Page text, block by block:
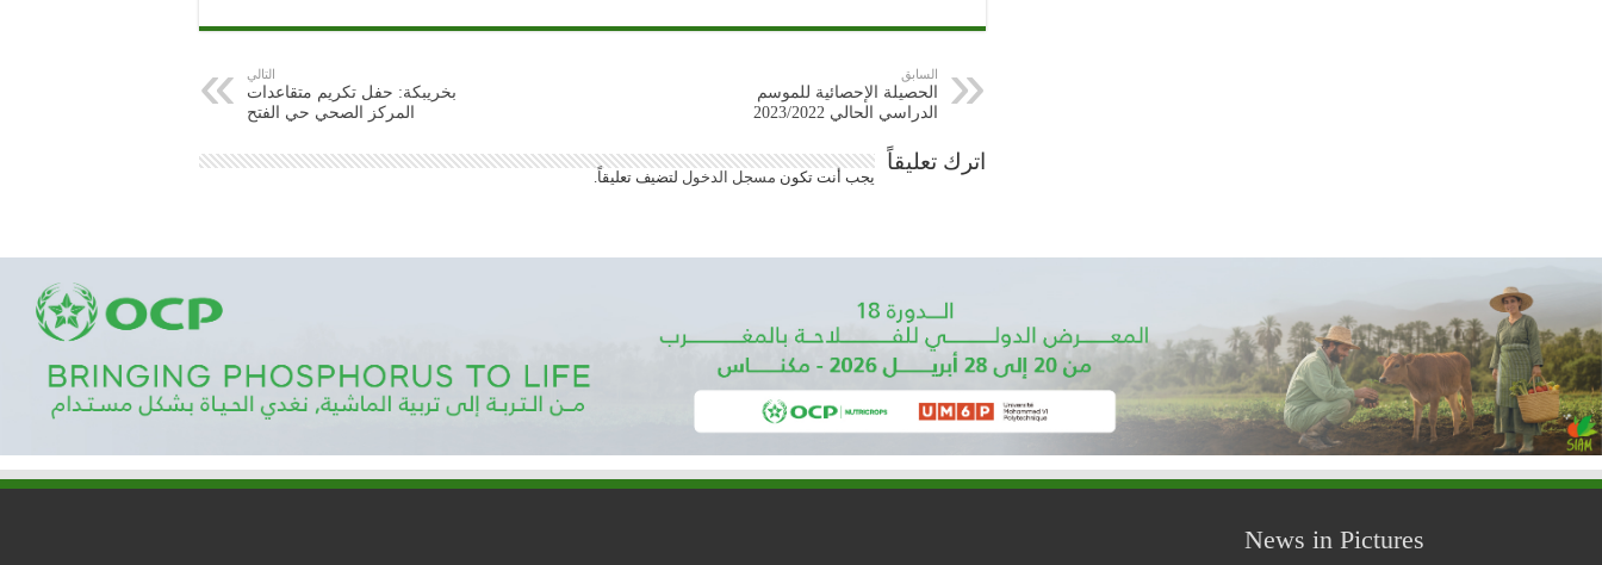
السابق
الحصيلة الإحصائية للموسم
الدراسي الحالي 2023/2022
التالي
بخريبكة: حفل تكريم متقاعدات
المركز الصحي حي الفتح
اترك تعليقاً
يجب أنت تكون مسجل الدخول لتضيف تعليقاً.
News in Pictures